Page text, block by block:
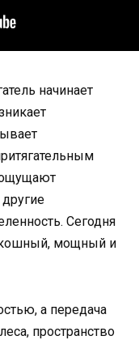
начинает
Сегодня
мощный и
а передача
пространство